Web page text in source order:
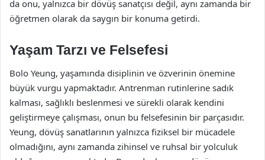
da onu, yalnızca bir dövüş sanatçısı değil, aynı zamanda bir
öğretmen olarak da saygın bir konuma getirdi.
Yaşam Tarzı ve Felsefesi
Bolo Yeung, yaşamında disiplinin ve özverinin önemine
büyük vurgu yapmaktadır. Antrenman rutinlerine sadık
kalması, sağlıklı beslenmesi ve sürekli olarak kendini
geliştirmeye çalışması, onun bu felsefesinin bir parçasıdır.
Yeung, dövüş sanatlarının yalnızca fiziksel bir mücadele
olmadığını, aynı zamanda zihinsel ve ruhsal bir yolculuk